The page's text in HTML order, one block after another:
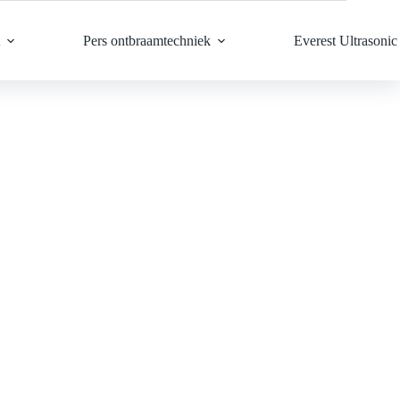
Pers ontbraamtechniek Everest Ultrasonic